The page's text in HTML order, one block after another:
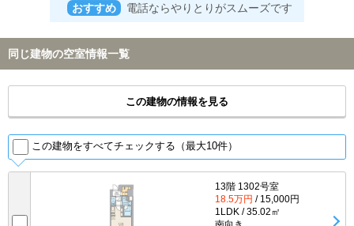
おすすめ 電話ならやりとりがスムーズです
同じ建物の空室情報一覧
この建物の情報を見る
この建物をすべてチェックする（最大10件）
13階 1302号室
18.5万円 / 15,000円
1LDK / 35.02㎡